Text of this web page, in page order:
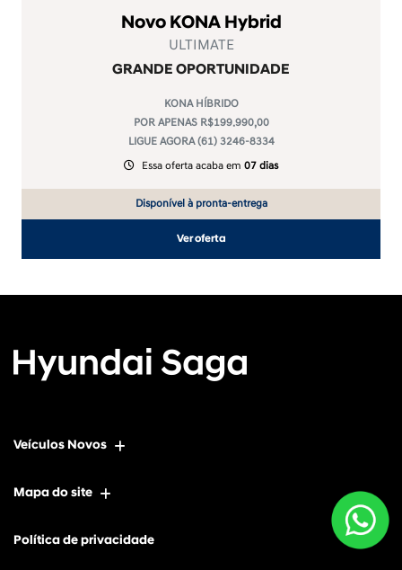
Novo KONA Hybrid
ULTIMATE
GRANDE OPORTUNIDADE
KONA HÍBRIDO
POR APENAS R$199.990,00
LIGUE AGORA (61) 3246-8334
Essa oferta acaba em 07 dias
Disponível à pronta-entrega
Ver oferta
Veículos Novos
Mapa do site
Política de privacidade